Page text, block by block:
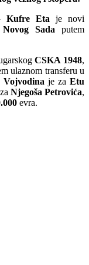
Kufre Eta je novi
Novog Sada putem
CSKA 1948,
ulaznom transferu u
Vojvodina je za Etu
Njegoša Petrovića,
evra.